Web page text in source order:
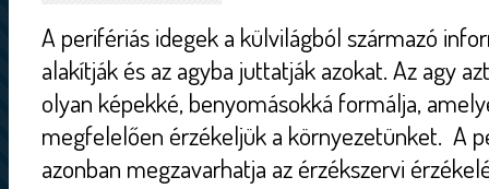
A perifériás idegek a külvilágból származó
alakítják és az agyba juttatják azokat. Az agy
olyan képekké, benyomásokká formálja,
megfelelően érzékeljük a környezetünket. A
azonban megzavarhatja az érzékszervi